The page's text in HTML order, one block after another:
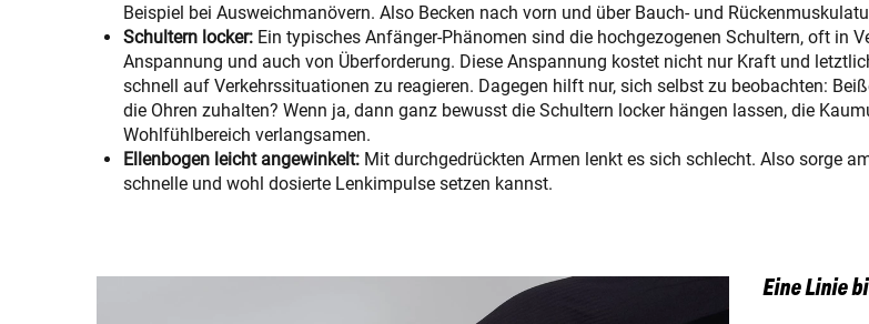
Beispiel bei Ausweichmanövern. Also Becken nach vorn und über Bauch- und
Schultern locker: Ein typisches Anfänger-Phänomen sind die hochgezogenen Schultern, oft in
Anspannung und auch von Überforderung. Diese Anspannung kostet nicht nur Kraft und
schnell auf Verkehrssituationen zu reagieren. Dagegen hilft nur, sich selbst zu beobachten:
die Ohren zuhalten? Wenn ja, dann ganz bewusst die Schultern locker hängen lassen, die
Wohlfühlbereich verlangsamen.
Ellenbogen leicht angewinkelt: Mit durchgedrückten Armen lenkt es sich schlecht. Also sorge
schnelle und wohl dosierte Lenkimpulse setzen kannst.
Eine Linie